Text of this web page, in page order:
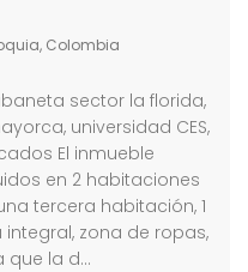
Colombia
sector la florida,
universidad CES,
El inmueble
en 2 habitaciones
tercera habitación, 1
zona de ropas,
que la d…